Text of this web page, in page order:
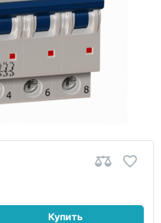
Купить